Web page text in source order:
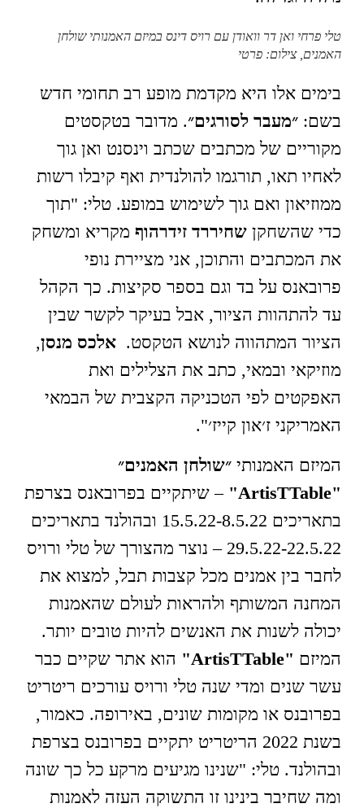
טלי פרחי ואן דר וואודן עם רויס דינס במיזם האמנותי שולחן
האמנים, צילום: פרטי
בימים אלו היא מקדמת מופע רב תחומי חדש
בשם: ״מעבר לסורגים״. מדובר בטקסטים
מקוריים של מכתבים שכתב וינסנט ואן גוך
לאחיו תאו, תורגמו להולנדית ואף קיבלו רשות
ממוזיאון ואם גוך לשימוש במופע. טלי: "תוך
כדי שהשחקן שחיררד זידרהוףמקריא ומשחק
את המכתבים והתוכן, אני מציירת נופי
פרובאנס על בד וגם בספר סקיצות. כך הקהל
עד להתהוות הציור, אבל בעיקר לקשר שבין
הציור המתהווה לנושא הטקסט. אלכס מנסן,
מוזיקאי ובמאי, כתב את הצלילים ואת
האפקטים לפי הטכניקה הקצבית של הבמאי
האמריקני ז׳און קייז׳".
המיזם האמנותי ״שולחן האמנים״
"ArtisTTable"
– שיתקיים בפרובאנס בצרפת
בתאריכים 15.5.22-8.5.22 ובהולנד בתאריכים
29.5.22-22.5.22 – נוצר מהצורך של טלי ורויס
לחבר בין אמנים מכל קצבות תבל, למצוא את
המחנה המשותף ולהראות לעולם שהאמנות
יכולה לשנות את האנשים להיות טובים יותר.
המיזם "ArtisTTable"
הוא אתר שקיים כבר
עשר שנים ומדי שנה טלי ורויס עורכים ריטריט
בפרובנס או מקומות שונים, באירופה. כאמור,
בשנת 2022 הריטריט יתקיים בפרובנס בצרפת
ובהולנד. טלי: "שנינו מגיעים מרקע כל כך שונה
ומה שחיבר בינינו זו התשוקה העזה לאמנות